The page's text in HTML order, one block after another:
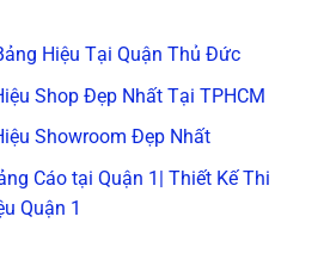
Hiệu Tại Quận Thủ Đức
Shop Đẹp Nhất Tại TPHCM
Showroom Đẹp Nhất
Cáo tại Quận 1| Thiết Kế Thi
Quận 1